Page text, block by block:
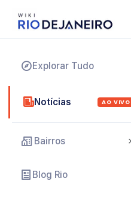
Explorar Tudo
Notícias AO VIVO
Bairros
Blog Rio